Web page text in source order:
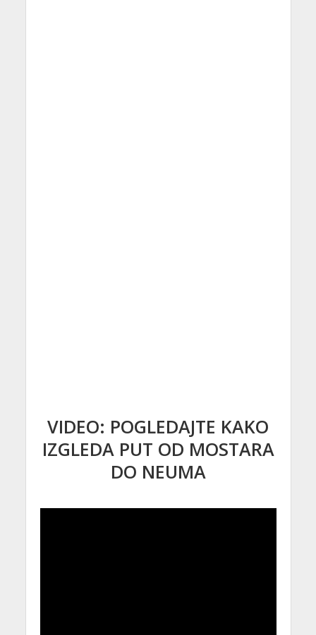
VIDEO: POGLEDAJTE KAKO
IZGLEDA PUT OD MOSTARA
DO NEUMA